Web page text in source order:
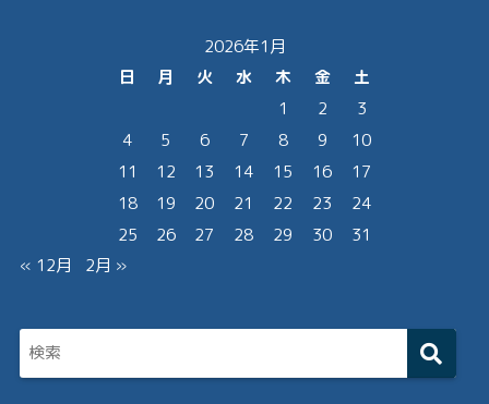
2026年1月
日
月 火 水 木 金
土
1
2
3
4
5 6 7 8 9
10
11
12 13 14 15 16
17
18
19 20 21 22 23
24
25
26 27 28 29 30
31
« 12月
2月 »